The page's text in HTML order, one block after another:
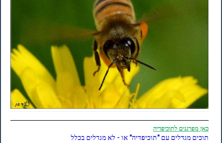
כאן מפרגנים לתוכיפדיה
תוכים מגדלים עם "תוכיפדיה" או - לא מגדלים בכלל